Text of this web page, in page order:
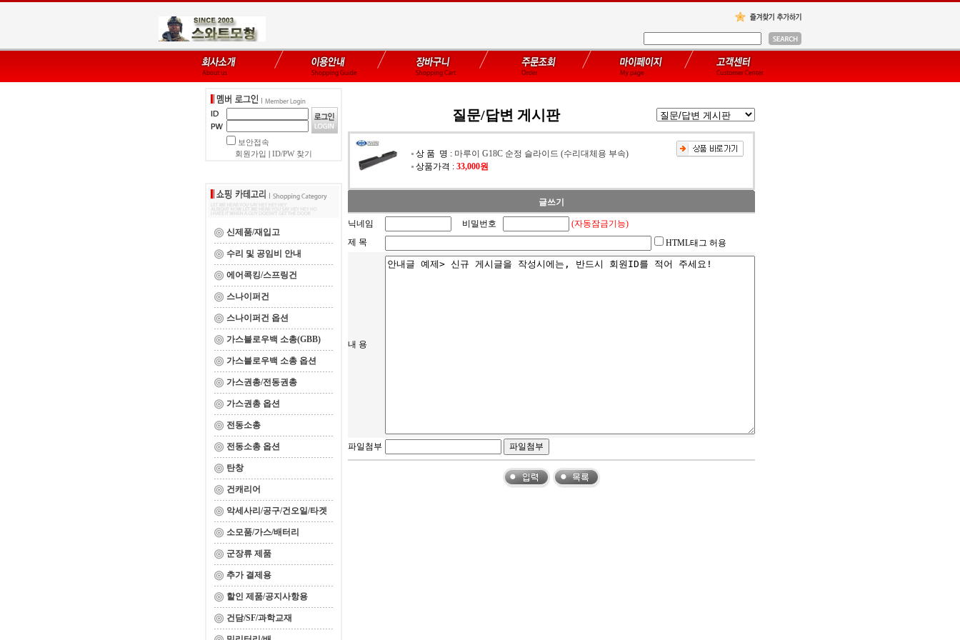
보안접속
회원가입
ID/PW 찾기
신제품/재입고
수리 및 공임비 안내
에어콕킹/스프링건
스나이퍼건
스나이퍼건 옵션
가스블로우백 소총(GBB)
가스블로우백 소총 옵션
가스권총/전동권총
가스권총 옵션
전동소총
전동소총 옵션
탄창
건캐리어
악세사리/공구/건오일/타겟
소모품/가스/배터리
군장류 제품
추가 결제용
할인 제품/공지사항용
건담/SF/과학교재
질문/답변 게시판
상 품 명 : 마루이 G18C 순정 슬라이드 (수리대체용 부속)
상품가격 : 33,000원
글쓰기
닉네임 비밀번호
(자동잠금기능)
제 목
HTML태그 허용
내 용
파일첨부